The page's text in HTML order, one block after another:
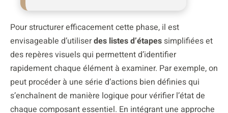
Pour structurer efficacement cette phase, il est
envisageable d’utiliserdes listes d’étapes simplifiées et
des repères visuels qui permettent d’identifier
rapidement chaque élément à examiner. Par exemple, on
peut procéder à une série d’actions bien définies qui
s’enchaînent de manière logique pour vérifier l’état de
chaque composant essentiel. En intégrant une approche